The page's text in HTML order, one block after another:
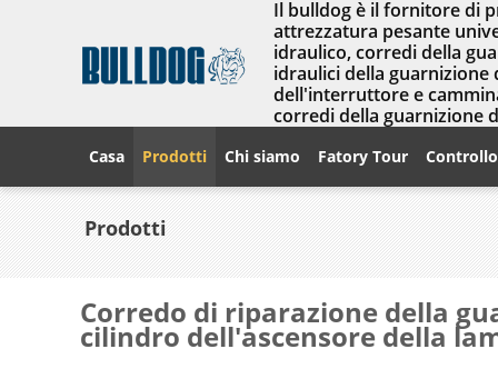
Il bulldog è il fornitore di
attrezzatura pesante
idraulico, corredi della
idraulici della
dell'interruttore e
corredi della guarnizione
Casa Prodotti Chi siamo Fatory Tour
Prodotti
Corredo di riparazione della
cilindro dell'ascensore della